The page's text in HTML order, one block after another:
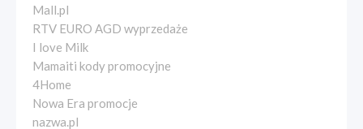
Mall.pl
RTV EURO AGD wyprzedaże
I love Milk
Mamaiti kody promocyjne
4Home
Nowa Era promocje
nazwa.pl